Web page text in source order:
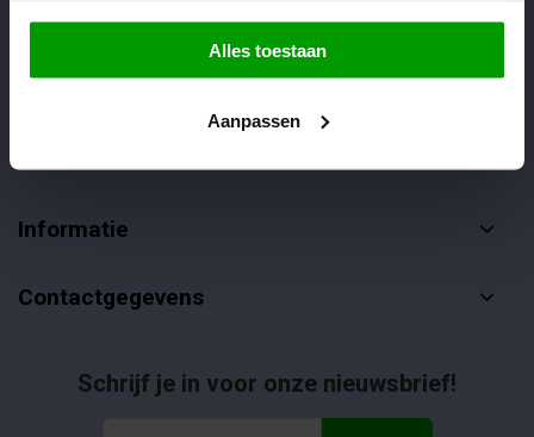
Alles toestaan
Aanpassen
Informatie
Contactgegevens
Schrijf je in voor onze nieuwsbrief!